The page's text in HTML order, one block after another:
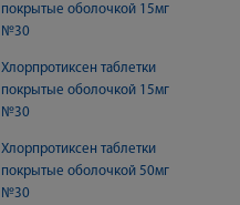
покрытые оболочкой 15мг
№30
Хлорпротиксен таблетки
покрытые оболочкой 15мг
№30
Хлорпротиксен таблетки
покрытые оболочкой 50мг
№30